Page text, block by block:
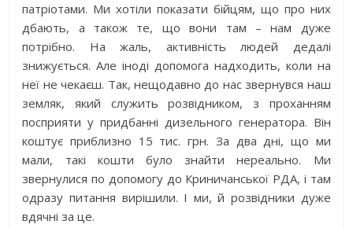
патріотами. Ми хотіли показати бійцям, що про них
дбають, а також те, що вони там – нам дуже
потрібно. На жаль, активність людей дедалі
знижується. Але іноді допомога надходить, коли на
неї не чекаєш. Так, нещодавно до нас звернувся наш
земляк, який служить роз­відником, з проханням
посприяти у придбанні дизельного генератора. Він
коштує приблизно 15 тис. грн. За два дні, що ми
мали, такі кошти було знайти нереально. Ми
звернулися по допомогу до Криничанської РДА, і там
одразу питання вирішили. І ми, й розвідники дуже
вдячні за це.